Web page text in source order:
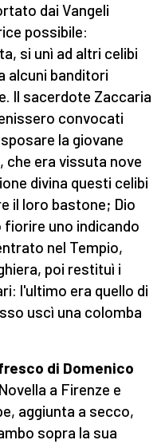
dai Vangeli
possibile:
si unì ad altri celibi
alcuni banditori
Il sacerdote Zaccaria
convocati
la giovane
che era vissuta nove
divina questi celibi
il loro bastone; Dio
uno indicando
nel Tempio,
poi restituì i
l'ultimo era quello di
uscì una colomba
di Domenico
a Firenze e
aggiunta a secco,
sopra la sua